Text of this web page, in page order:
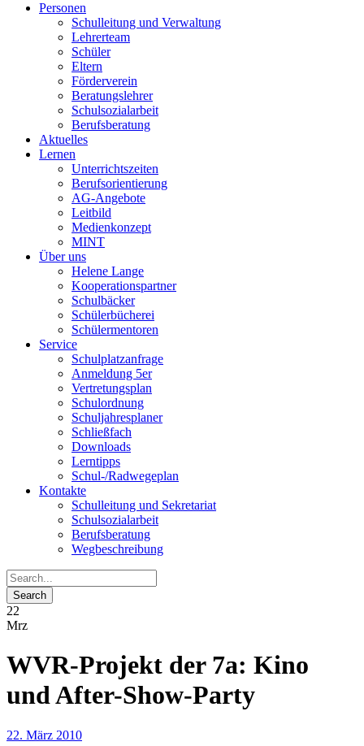
Personen
Schulleitung und Verwaltung
Lehrerteam
Schüler
Eltern
Förderverein
Beratungslehrer
Schulsozialarbeit
Berufsberatung
Aktuelles
Lernen
Unterrichtszeiten
Berufsorientierung
AG-Angebote
Leitbild
Medienkonzept
MINT
Über uns
Helene Lange
Kooperationspartner
Schulbäcker
Schülerbücherei
Schülermentoren
Service
Schulplatzanfrage
Anmeldung 5er
Vertretungsplan
Schulordnung
Schuljahresplaner
Schließfach
Downloads
Lerntipps
Schul-/Radwegeplan
Kontakte
Schulleitung und Sekretariat
Schulsozialarbeit
Berufsberatung
Wegbeschreibung
22
Mrz
WVR-Projekt der 7a: Kino
und After-Show-Party
22. März 2010